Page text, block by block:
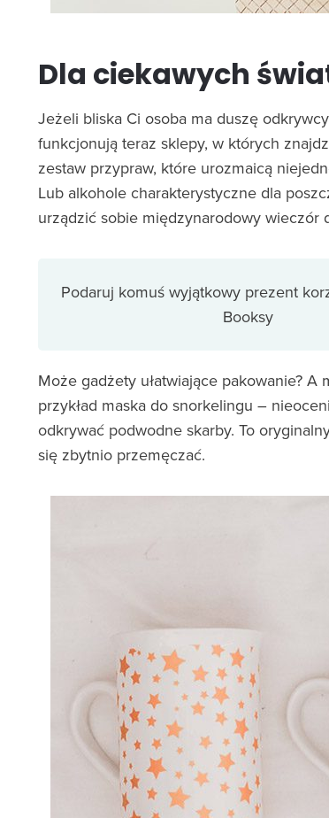
Dla ciekawych
Jeżeli bliska Ci osoba ma duszę
funkcjonują teraz sklepy, w których
zestaw przypraw, które urozmaicą
Lub alkohole charakterystyczne dla
urządzić sobie międzynarodowy wieczór
Podaruj komuś wyjątkowy prezent
Booksy
Może gadżety ułatwiające pakowanie?
przykład maska do snorkelingu –
odkrywać podwodne skarby. To
się zbytnio przemęczać.